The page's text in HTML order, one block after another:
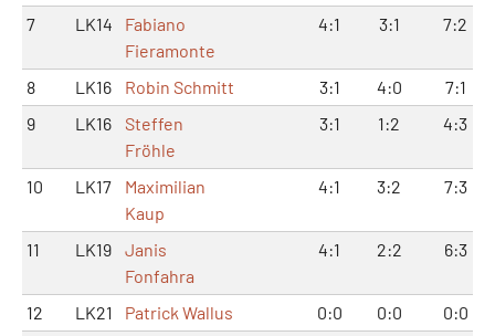
7
LK14
Fabiano
Fieramonte
4:1 3:1 7:2
8 LK16 Robin Schmitt 3:1 4:0
7:1
9
LK16
Steffen
Fröhle
3:1 1:2 4:3
10 LK17
Maximilian
Kaup
4:1 3:2 7:3
11 LK19
Janis
Fonfahra
4:1 2:2 6:3
12 LK21 Patrick Wallus 0:0 0:0
0:0